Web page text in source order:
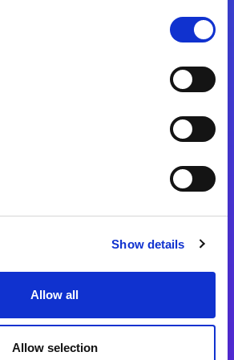
Show details
Allow all
Allow selection
Magic xpa関連ソフトウェア
Magic xpi
Magic xpi製品詳細